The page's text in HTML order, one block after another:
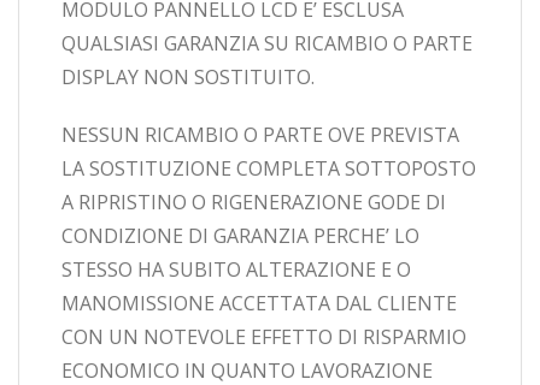
MODULO PANNELLO LCD E’ ESCLUSA
QUALSIASI GARANZIA SU RICAMBIO O PARTE
DISPLAY NON SOSTITUITO.
NESSUN RICAMBIO O PARTE OVE PREVISTA
LA SOSTITUZIONE COMPLETA SOTTOPOSTO
A RIPRISTINO O RIGENERAZIONE GODE DI
CONDIZIONE DI GARANZIA PERCHE’ LO
STESSO HA SUBITO ALTERAZIONE E O
MANOMISSIONE ACCETTATA DAL CLIENTE
CON UN NOTEVOLE EFFETTO DI RISPARMIO
ECONOMICO IN QUANTO LAVORAZIONE